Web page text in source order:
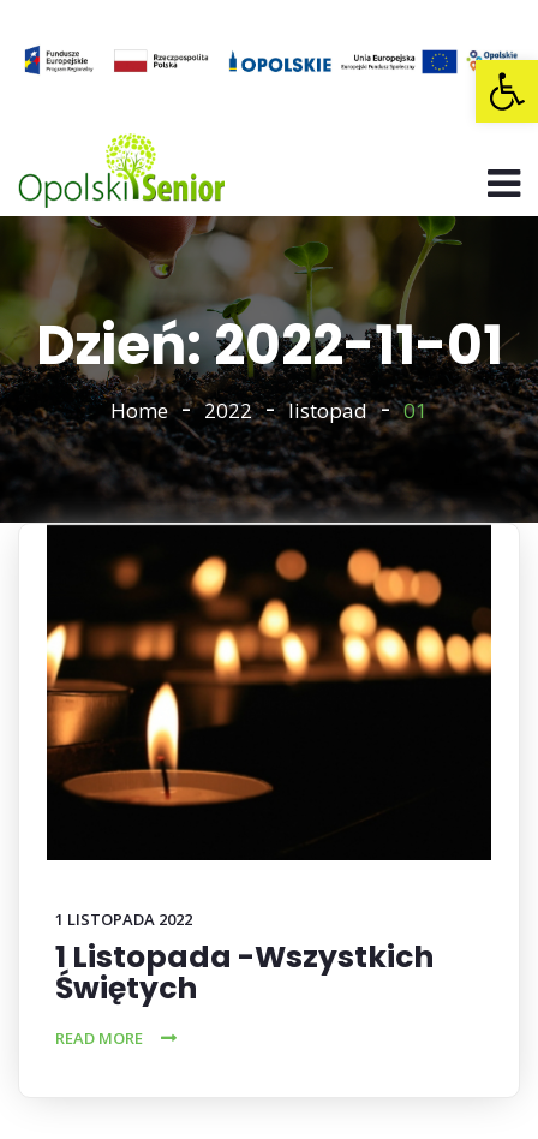
Dzień: 2022-11-01
Home 2022 listopad 01
1 LISTOPADA 2022
1 Listopada -Wszystkich
Świętych
READ MORE